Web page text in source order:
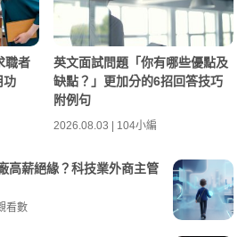
職者
功
英文面試問題「你有哪些優點及
缺點？」更加分的6招回答技巧
附例句
2026.08.03 | 104小編
高薪絕緣？科技業外商主管
看數